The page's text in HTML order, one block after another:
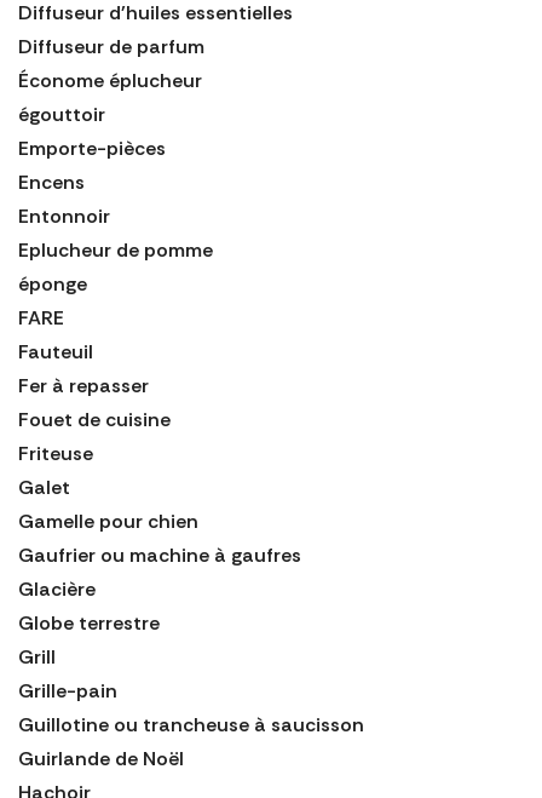
Diffuseur d'huiles essentielles
Diffuseur de parfum
Économe éplucheur
égouttoir
Emporte-pièces
Encens
Entonnoir
Eplucheur de pomme
éponge
FARE
Fauteuil
Fer à repasser
Fouet de cuisine
Friteuse
Galet
Gamelle pour chien
Gaufrier ou machine à gaufres
Glacière
Globe terrestre
Grill
Grille-pain
Guillotine ou trancheuse à saucisson
Guirlande de Noël
Hachoir